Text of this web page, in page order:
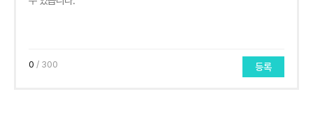
0 / 300 등록